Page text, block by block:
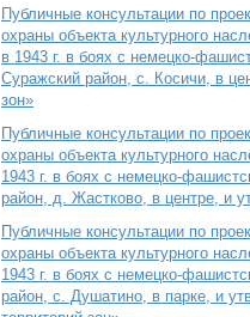
Публичные консультации по
охраны объекта культурного
в 1943 г. в боях с немецко-
Суражский район, с. Косичи, в
зон»
Публичные консультации по
охраны объекта культурного
1943 г. в боях с немецко-
район, д. Жастково, в центре, и
Публичные консультации по
охраны объекта культурного
1943 г. в боях с немецко-
район, с. Душатино, в парке, и